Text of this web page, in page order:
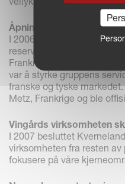
Åpning av nytt
I 2006 bestemte
reservedelslagrene i
Frankrige til ett sentralt
var å styrke gruppens
franske og tyske
Metz, Frankrige og ble
Vingårds virksomheten
I 2007 besluttet
virksomheten fra resten
fokusere på våre